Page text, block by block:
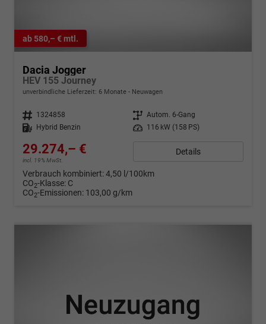
ab 580,– € mtl.
Dacia Jogger
HEV 155 Journey
unverbindliche Lieferzeit: 6 Monate Neuwagen
Fahrzeugnr. 1324858 Getriebe Autom. 6-Gang
Kraftstoff
Hybrid Benzin Leistung 116 kW (158 PS)
29.274,– €
incl. 19% MwSt.
Details
Verbrauch kombiniert:4,50 l/100km
CO2-Klasse: C
CO2-Emissionen: 103,00 g/km